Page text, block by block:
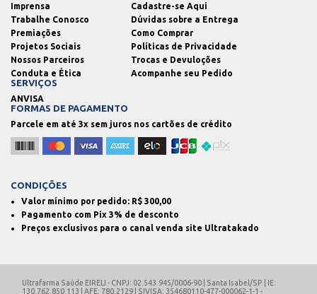
Imprensa
Trabalhe Conosco
Premiações
Projetos Sociais
Nossos Parceiros
Conduta e Ética
Cadastre-se Aqui
Dúvidas sobre a Entrega
Como Comprar
Políticas de Privacidade
Trocas e Devuloções
Acompanhe seu Pedido
SERVIÇOS
ANVISA
FORMAS DE PAGAMENTO
Parcele em até 3x sem juros nos cartões de crédito
CONDIÇÕES
Valor mínimo por pedido: R$ 300,00
Pagamento com Pix 3% de desconto
Preços exclusivos para o canal venda site Ultratakado
Ultrafarma Saúde EIRELI - CNPJ: 02.543.945/0006-90 | Santa Isabel/SP | IE:
130.762.850.113 | AFE: 780.2129 | SIVISA: 354680110-477-000062-1-1 -